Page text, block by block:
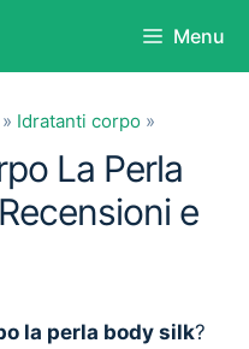
Menu
» Idratanti corpo »
La Perla
e
la perla body silk?